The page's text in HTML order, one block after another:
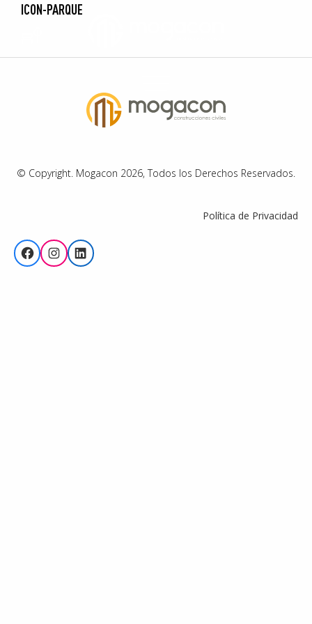
ICON-PARQUE
© Copyright. Mogacon 2026, Todos los Derechos Reservados.
Política de Privacidad
Facebook
Instagram
LinkedIn